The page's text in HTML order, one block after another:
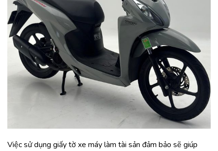
Việc sử dụng giấy tờ xe máy làm tài sản đảm bảo sẽ giúp